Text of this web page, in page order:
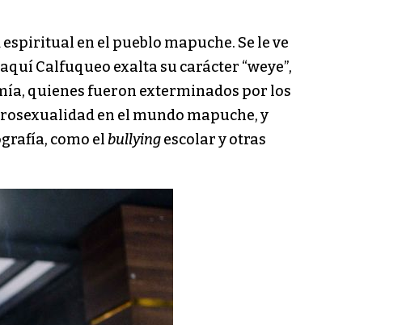
en el pueblo mapuche. Se le ve
Calfuqueo exalta su carácter “weye”,
quienes fueron exterminados por los
en el mundo mapuche, y
como elbullyingescolar y otras